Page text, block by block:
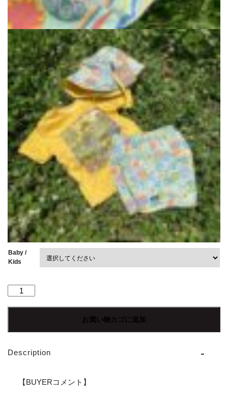
Baby /
Kids
【Kid's】
タ
ニ
BabyBaggies
お買い物カゴに追加
Description
【BUYERコメント】